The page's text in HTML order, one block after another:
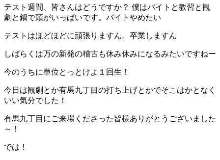
テスト週間、皆さんはどうですか？ 僕はバイトと教習と観
劇と鍋で頭がいっぱいです。バイトやめたい
テストはほどほどに頑張りますん。卒業しますん
しばらくは万の新発の稽古も休み休みになるみたいですねー
今のうちに単位とっとけよ１回生！
今日は観劇とか有馬九丁目の打ち上げとかでそこはかとなく
いい気分でした！
有馬九丁目にご来場くださった皆様ありがとうございました
～！
では！